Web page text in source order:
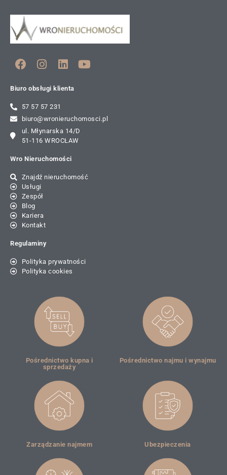
Biuro obsługi klienta
57 57 57 231
biuro@wronieruchomosci.pl
ul. Młynarska 14/D
51-116 WROCŁAW
Wro Nieruchomości
Znajdź nieruchomość
Usługi
Zespół
Blog
Kariera
Kontakt
Regulaminy
Polityka prywatności
Polityka cookies
Pośrednictwo kupna i
sprzedaży
Pośrednictwo najmu i wynajmu
Zarządzanie najmem Ubezpieczenia